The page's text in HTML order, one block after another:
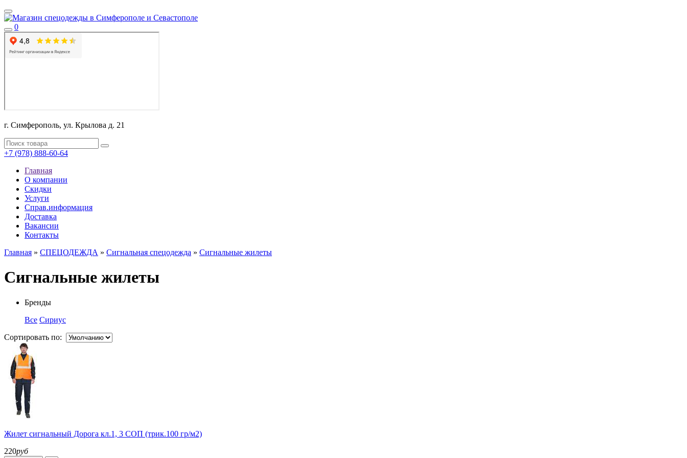
0
г. Симферополь, ул. Крылова д. 21
+7 (978) 888-60-64
Главная
О компании
Скидки
Услуги
Справ.информация
Доставка
Вакансии
Контакты
Главная » СПЕЦОДЕЖДА » Сигнальная спецодежда » Сигнальные жилеты
Сигнальные жилеты
Бренды
Все Сириус
Сортировать по:
Жилет сигнальный Дорога кл.1, 3 СОП (трик.100 гр/м2)
220руб